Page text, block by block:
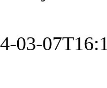
03-